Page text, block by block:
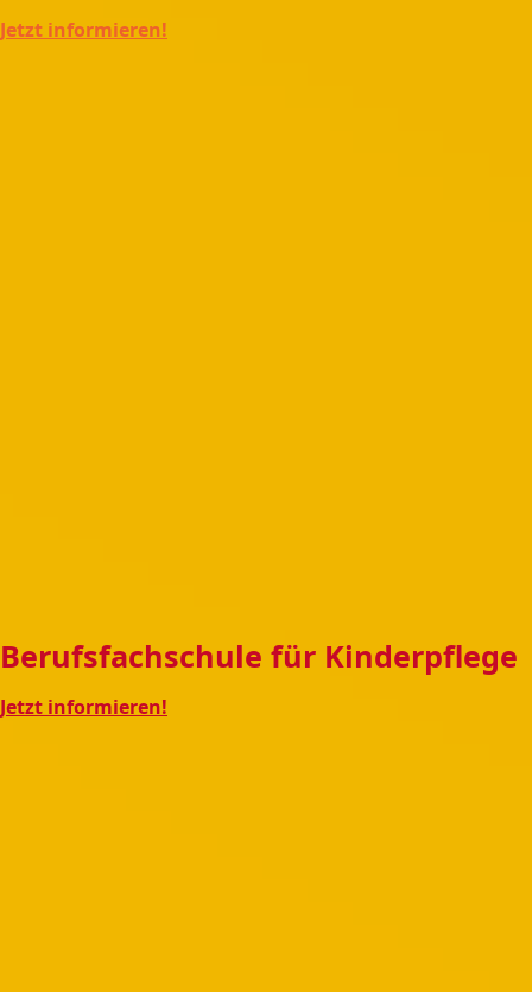
Jetzt informieren!
Berufsfachschule für Kinderpflege
Jetzt informieren!